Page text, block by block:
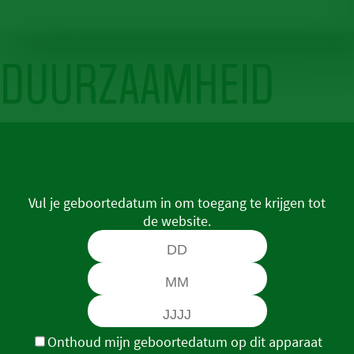
Vul je geboortedatum in om toegang te krijgen tot
de website.
Onthoud mijn geboortedatum op dit apparaat